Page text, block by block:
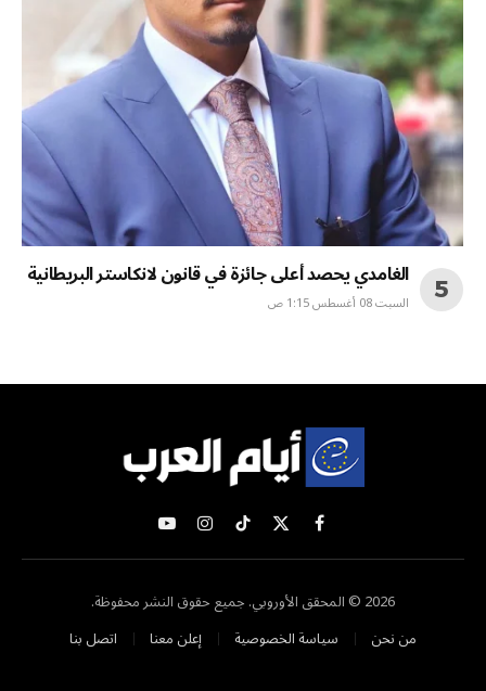
الغامدي يحصد أعلى جائزة في قانون لانكاستر البريطانية
السبت 08 أغسطس 1:15 ص
فيسبوك
X
(Twitter)
تيكتوكالانستغراميوتيوب
2026 © المحقق الأوروبي. جميع حقوق النشر محفوظة.
من نحن
سياسة الخصوصية إعلن معنا اتصل بنا